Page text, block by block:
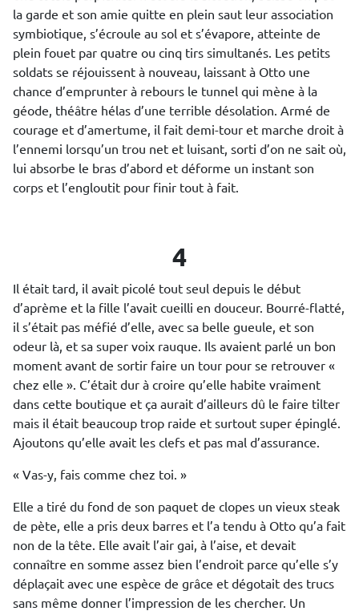
la garde et son amie quitte en plein saut leur association
symbiotique, s’écroule au sol et s’évapore, atteinte de
plein fouet par quatre ou cinq tirs simultanés. Les petits
soldats se réjouissent à nouveau, laissant à Otto une
chance d’emprunter à rebours le tunnel qui mène à la
géode, théâtre hélas d’une terrible désolation. Armé de
courage et d’amertume, il fait demi-tour et marche droit à
l’ennemi lorsqu’un trou net et luisant, sorti d’on ne sait où,
lui absorbe le bras d’abord et déforme un instant son
corps et l’engloutit pour finir tout à fait.
4
Il était tard, il avait picolé tout seul depuis le début
d’aprème et la fille l’avait cueilli en douceur. Bourré-flatté,
il s’était pas méfié d’elle, avec sa belle gueule, et son
odeur là, et sa super voix rauque. Ils avaient parlé un bon
moment avant de sortir faire un tour pour se retrouver «
chez elle ». C’était dur à croire qu’elle habite vraiment
dans cette boutique et ça aurait d’ailleurs dû le faire tilter
mais il était beaucoup trop raide et surtout super épinglé.
Ajoutons qu’elle avait les clefs et pas mal d’assurance.
« Vas-y, fais comme chez toi. »
Elle a tiré du fond de son paquet de clopes un vieux steak
de pète, elle a pris deux barres et l’a tendu à Otto qu’a fait
non de la tête. Elle avait l’air gai, à l’aise, et devait
connaître en somme assez bien l’endroit parce qu’elle s’y
déplaçait avec une espèce de grâce et dégotait des trucs
sans même donner l’impression de les chercher. Un